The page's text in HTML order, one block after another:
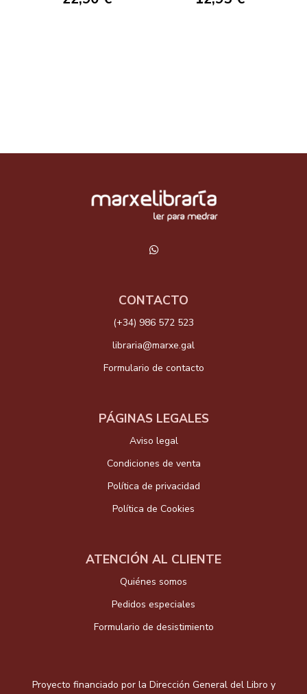
CONTACTO
(+34) 986 572 523
libraria@marxe.gal
Formulario de contacto
PÁGINAS LEGALES
Aviso legal
Condiciones de venta
Política de privacidad
Política de Cookies
ATENCIÓN AL CLIENTE
Quiénes somos
Pedidos especiales
Formulario de desistimiento
Proyecto financiado por la Dirección General del Libro y